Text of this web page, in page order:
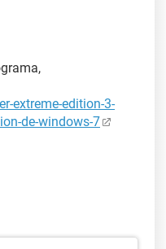
extreme-edition-3-
de-windows-7